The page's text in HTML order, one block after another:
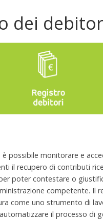
dei
è possibile monitorare e
il recupero di contributi
poter contestare o
competente. Il
come uno strumento di
il processo di